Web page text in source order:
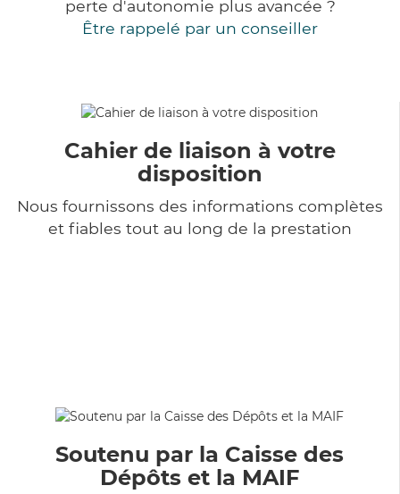
perte d'autonomie plus avancée ?
Être rappelé par un conseiller
Cahier de liaison à votre
disposition
Nous fournissons des informations complètes
et fiables tout au long de la prestation
Soutenu par la Caisse des
Dépôts et la MAIF